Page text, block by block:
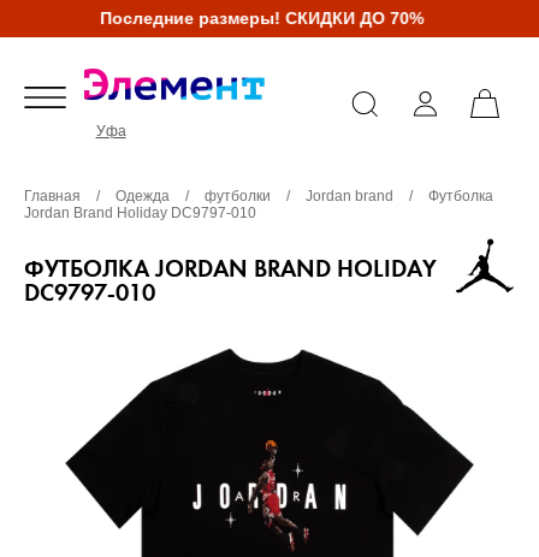
Последние размеры! СКИДКИ ДО 70%
Уфа
Главная / Одежда / футболки / Jordan brand /
Футболка
Jordan Brand Holiday DC9797-010
ФУТБОЛКА JORDAN BRAND HOLIDAY
DC9797-010